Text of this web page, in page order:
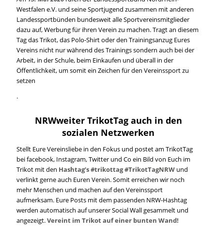
Westfalen e.V. und seine Sportjugend zusammen mit anderen
Landessportbünden bundesweit alle Sportvereinsmitglieder
dazu auf, Werbung für ihren Verein zu machen. Tragt an diesem
Tag das Trikot, das Polo-Shirt oder den Trainingsanzug Eures
Vereins nicht nur während des Trainings sondern auch bei der
Arbeit, in der Schule, beim Einkaufen und überall in der
Öffentlichkeit, um somit ein Zeichen für den Vereinssport zu
setzen
.
NRWweiter TrikotTag auch in den
sozialen Netzwerken
Stellt Eure Vereinsliebe in den Fokus und postet am TrikotTag
bei facebook, Instagram, Twitter und Co ein Bild von Euch im
Trikot mit den Hashtag’s #trikottag #TrikotTagNRWund
verlinkt gerne auch Euren Verein. Somit erreichen wir noch
mehr Menschen und machen auf den Vereinssport
aufmerksam. Eure Posts mit dem passenden NRW-Hashtag
werden automatisch auf unserer Social Wall gesammelt und
angezeigt.Vereint im Trikot auf einer bunten Wand!